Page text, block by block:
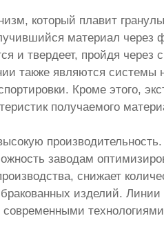
который плавит
материал
и твердеет, пройдя
также являются
Кроме этого,
получаемого
заводам
снижает
изделий.